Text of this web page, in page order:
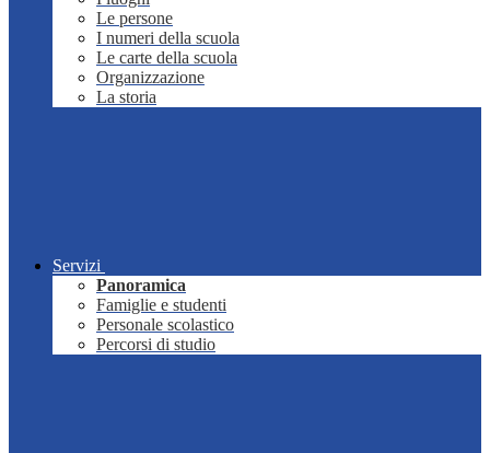
Le persone
I numeri della scuola
Le carte della scuola
Organizzazione
La storia
Servizi
Panoramica
Famiglie e studenti
Personale scolastico
Percorsi di studio